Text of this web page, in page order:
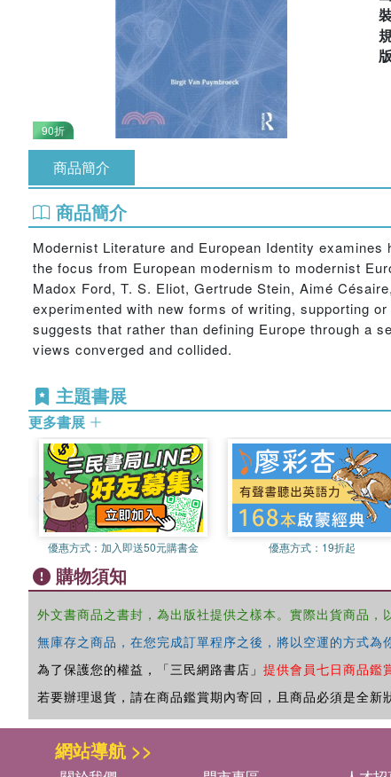
90折
商品簡介
商品簡介
Modernist Literature and European Identity
the focus from European modernism to modernist
Madox Ford, T. S. Eliot, Gertrude Stein, Aimé
experimented with new forms of writing, supporting
suggests that rather than defining Europe through a
views converged and collided.
主題書展
更多書展
優惠方式： 加入即送50元購書金 優惠方式： 19折起
購物須知
外文書商品之書封，為出版社提供之樣本。實際出貨商品，
無庫存之商品，在您完成訂單程序之後，將以空運的方式
為了保護您的權益，「三民網路書店」 提供會員七日商品鑑
若要辦理退貨，請在商品鑑賞期內寄回，且商品必須是全新
網站導航 >>